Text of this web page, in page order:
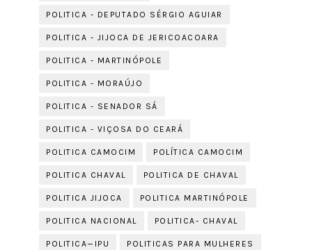
POLITICA - DEPUTADO SÉRGIO AGUIAR
POLITICA - JIJOCA DE JERICOACOARA
POLITICA - MARTINÓPOLE
POLITICA - MORAÚJO
POLITICA - SENADOR SÁ
POLITICA - VIÇOSA DO CEARÁ
POLITICA CAMOCIM POLÍTICA CAMOCIM
POLITICA CHAVAL POLITICA DE CHAVAL
POLITICA JIJOCA POLITICA MARTINÓPOLE
POLITICA NACIONAL POLITICA- CHAVAL
POLITICA—IPU POLITICAS PARA MULHERES